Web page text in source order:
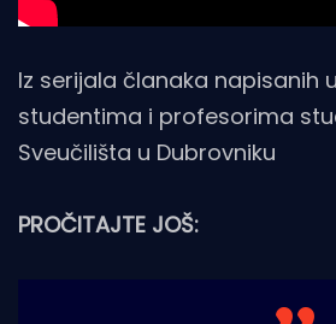
Iz serijala članaka napisanih
studentima i profesorima
Sveučilišta u Dubrovniku
PROČITAJTE JOŠ: